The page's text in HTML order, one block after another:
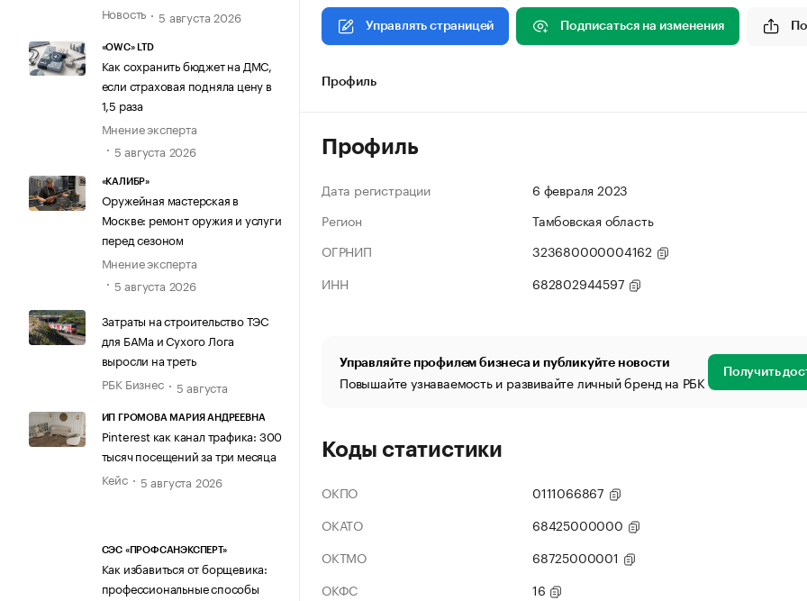
Новость
5 августа 2026
«OWC» LTD
Как сохранить бюджет на ДМС,
если страховая подняла цену в
1,5 раза
Мнение эксперта
5 августа 2026
«КАЛИБР»
Оружейная мастерская в
Москве: ремонт оружия и услуги
перед сезоном
Мнение эксперта
5 августа 2026
Затраты на строительство ТЭС
для БАМа и Сухого Лога
выросли на треть
РБК Бизнес
5 августа
ИП ГРОМОВА МАРИЯ АНДРЕЕВНА
Pinterest как канал трафика: 300
тысяч посещений за три месяца
Кейс
5 августа 2026
СЭС «ПРОФСАНЭКСПЕРТ»
Как избавиться от борщевика:
профессиональные способы
Управлять страницей Подписаться на изменения
Профиль
Профиль
Дата регистрации
6 февраля 2023
Регион
Тамбовская область
ОГРНИП
323680000004162
ИНН
682802944597
Управляйте профилем бизнеса и публикуйте новости
Повышайте узнаваемость и развивайте личный бренд на РБК Получить
Коды статистики
ОКПО
0111066867
ОКАТО
68425000000
ОКТМО
68725000001
ОКФС
16